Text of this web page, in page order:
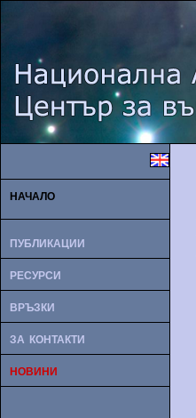
начало
публикации
ресурси
връзки
за контакти
новини